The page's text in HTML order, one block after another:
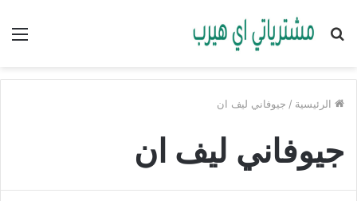
بحث
الرئيسية / جيوفاني ليف ان
جيوفاني ليف ان